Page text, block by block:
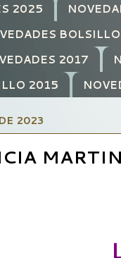
2025
2017
2015
2023